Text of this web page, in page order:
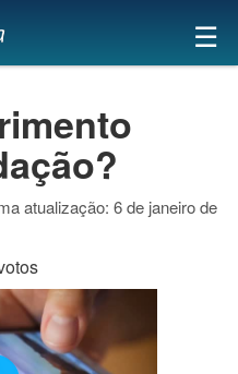
×
☰
atualização: 6 de janeiro de